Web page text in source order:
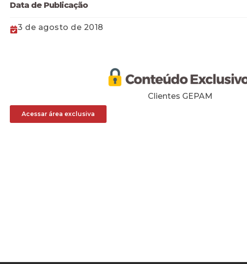
Data de Publicação
3 de agosto de 2018
Clientes GEPAM
Acessar área exclusiva